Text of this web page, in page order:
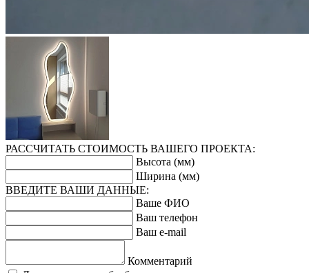
РАССЧИТАТЬ СТОИМОСТЬ ВАШЕГО ПРОЕКТА:
Высота (мм)
Ширина (мм)
ВВЕДИТЕ ВАШИ ДАННЫЕ:
Ваше ФИО
Ваш телефон
Ваш e-mail
Комментарий